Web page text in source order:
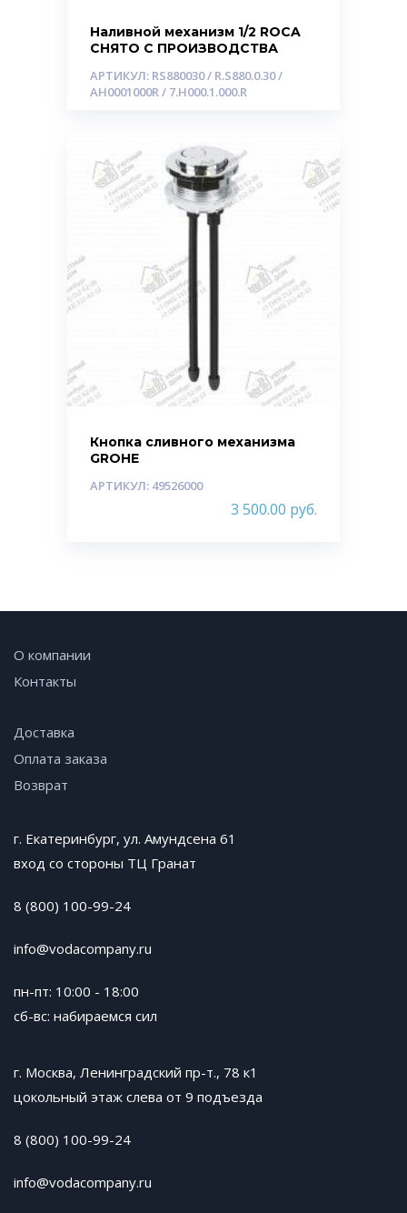
Наливной механизм 1/2 ROCA
СНЯТО С ПРОИЗВОДСТВА
АРТИКУЛ: RS880030 / R.S880.0.30 /
AH0001000R / 7.H000.1.000.R
Кнопка сливного механизма
GROHE
АРТИКУЛ: 49526000
3 500.00 руб.
О компании
Контакты
Доставка
Оплата заказа
Возврат
г. Екатеринбург, ул. Амундсена 61
вход со стороны ТЦ Гранат
8 (800) 100-99-24
info@vodacompany.ru
пн-пт: 10:00 - 18:00
сб-вс: набираемся сил
г. Москва, Ленинградский пр-т., 78 к1
цокольный этаж слева от 9 подъезда
8 (800) 100-99-24
info@vodacompany.ru